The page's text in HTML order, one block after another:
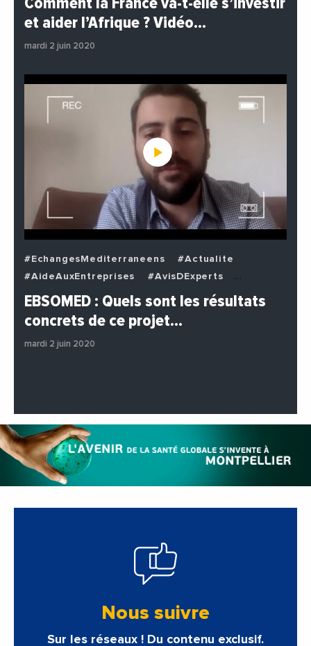
#Politique
et aider l’Afrique ? Vidéo…
mardi 2 juin 2020
#EchangesMediterraneens
#Actualite
#AideAuxEntreprises
#AvisDExperts
#BuzzNews
#Decideurs
#Entreprises
#Institutions
EBSOMED : Quels sont les résultats
concrets de ce projet…
mardi 2 juin 2020
Nous suivre
Sur les réseaux ! Du contenu exclusif.